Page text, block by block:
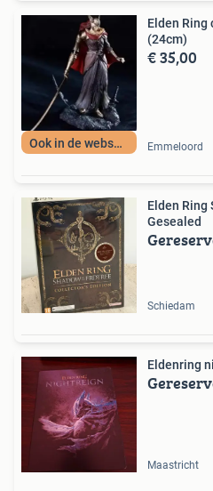
Ook in de webshop
Elden
(24cm)
€ 35,00
Emmeloord
Elden Ring
Gesealed
Schiedam
Eldenring
Maastricht